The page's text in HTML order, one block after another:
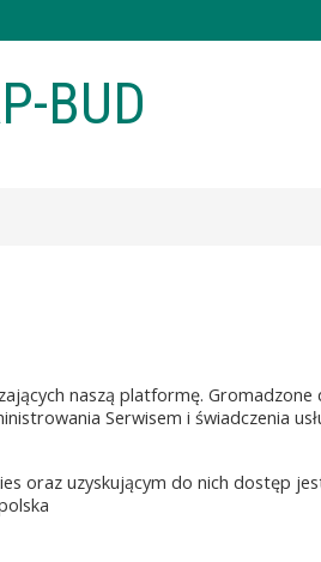
BUD
naszą platformę. Gromadzone
Serwisem i świadczenia
oraz uzyskującym do nich dostęp